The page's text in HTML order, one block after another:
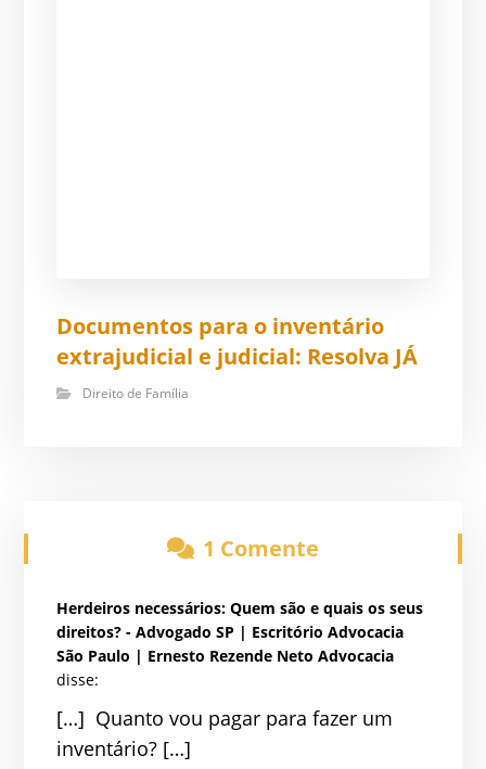
Documentos para o inventário
extrajudicial e judicial: Resolva JÁ
Direito de Família
1 Comente
Herdeiros necessários: Quem são e quais os seus
direitos? - Advogado SP | Escritório Advocacia
São Paulo | Ernesto Rezende Neto Advocacia
disse:
[…] Quanto vou pagar para fazer um
inventário? […]